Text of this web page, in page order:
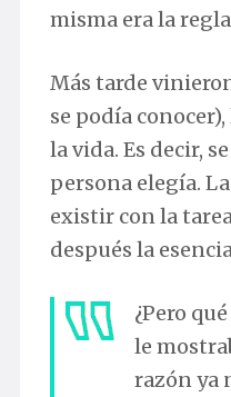
misma era la
Más tarde
se podía
la vida. Es decir,
persona elegía.
existir con la
después la
¿Pero
le
razón ya